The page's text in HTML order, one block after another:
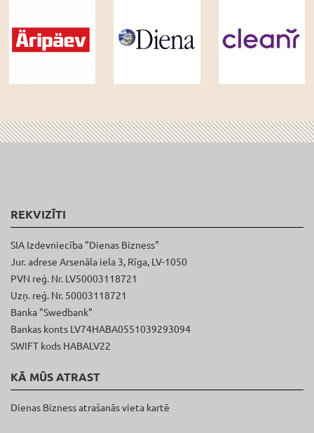
REKVIZĪTI
SIA Izdevniecība "Dienas Bizness"
Jur. adrese Arsenāla iela 3, Rīga, LV-1050
PVN reģ. Nr. LV50003118721
Uzņ. reģ. Nr. 50003118721
Banka "Swedbank"
Bankas konts LV74HABA0551039293094
SWIFT kods HABALV22
KĀ MŪS ATRAST
Dienas Bizness atrašanās vieta kartē